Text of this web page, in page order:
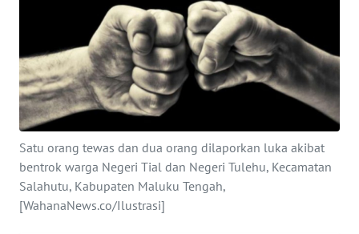
Satu orang tewas dan dua orang dilaporkan luka akibat
bentrok warga Negeri Tial dan Negeri Tulehu, Kecamatan
Salahutu, Kabupaten Maluku Tengah,
[WahanaNews.co/Ilustrasi]
KESEHATAN
INTERNASIONAL
SERBA-SERBI
PENDIDIKAN